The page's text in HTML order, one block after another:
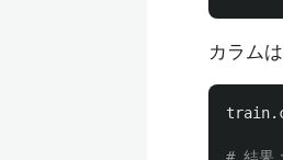
カラム
train.